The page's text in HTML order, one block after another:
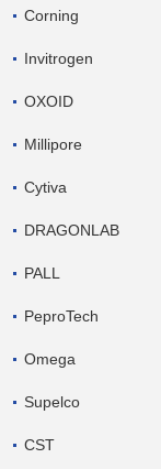
Corning
Invitrogen
OXOID
Millipore
Cytiva
DRAGONLAB
PALL
PeproTech
Omega
Supelco
CST